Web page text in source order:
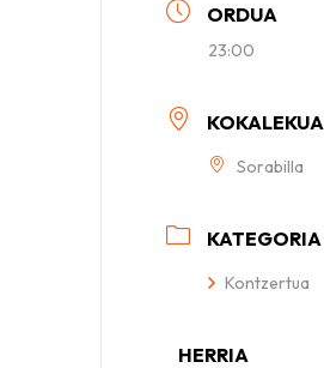
ORDUA
23:00
KOKALEKUA
Sorabilla
KATEGORIA
Kontzertua
HERRIA